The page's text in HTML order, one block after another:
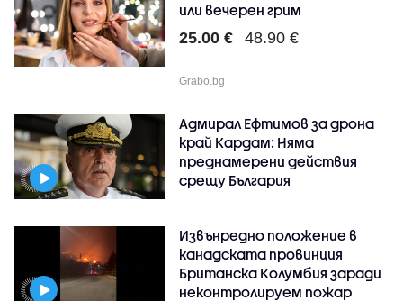
или вечерен грим
25.00 € 48.90 €
Grabo.bg
Адмирал Ефтимов за дрона
край Кардам: Няма
преднамерени действия
срещу България
Извънредно положение в
канадската провинция
Британска Колумбия заради
неконтролируем пожар